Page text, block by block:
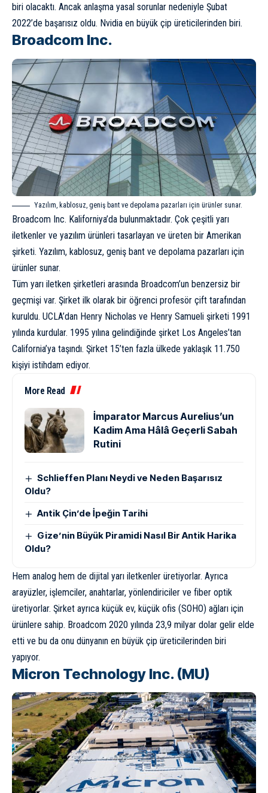
biri olacaktı. Ancak anlaşma yasal sorunlar nedeniyle Şubat
2022’de başarısız oldu. Nvidia en büyük çip üreticilerinden biri.
Broadcom Inc.
Yazılım, kablosuz, geniş bant ve depolama pazarları için ürünler sunar.
Broadcom Inc. Kaliforniya’da bulunmaktadır. Çok çeşitli yarı
iletkenler ve yazılım ürünleri tasarlayan ve üreten bir Amerikan
şirketi. Yazılım, kablosuz, geniş bant ve depolama pazarları için
ürünler sunar.
Tüm yarı iletken şirketleri arasında Broadcom’un benzersiz bir
geçmişi var. Şirket ilk olarak bir öğrenci profesör çift tarafından
kuruldu. UCLA’dan Henry Nicholas ve Henry Samueli şirketi 1991
yılında kurdular. 1995 yılına gelindiğinde şirket Los Angeles’tan
California’ya taşındı. Şirket 15’ten fazla ülkede yaklaşık 11.750
kişiyi istihdam ediyor.
More Read
İmparator Marcus Aurelius’un
Kadim Ama Hâlâ Geçerli Sabah
Rutini
Schlieffen Planı Neydi ve Neden Başarısız
Oldu?
Antik Çin’de İpeğin Tarihi
Gize’nin Büyük Piramidi Nasıl Bir Antik Harika
Oldu?
Hem analog hem de dijital yarı iletkenler üretiyorlar. Ayrıca
arayüzler, işlemciler, anahtarlar, yönlendiriciler ve fiber optik
üretiyorlar. Şirket ayrıca küçük ev, küçük ofis (SOHO) ağları için
ürünlere sahip. Broadcom 2020 yılında 23,9 milyar dolar gelir elde
etti ve bu da onu dünyanın en büyük çip üreticilerinden biri
yapıyor.
Micron Technology Inc. (MU)